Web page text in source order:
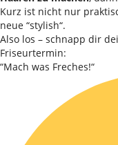
Kurz ist nicht nur
neue “stylish“.
Also los – schnapp dir
Friseurtermin:
“Mach was Freches!“